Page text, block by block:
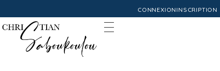
CONNEXION INSCRIPTION